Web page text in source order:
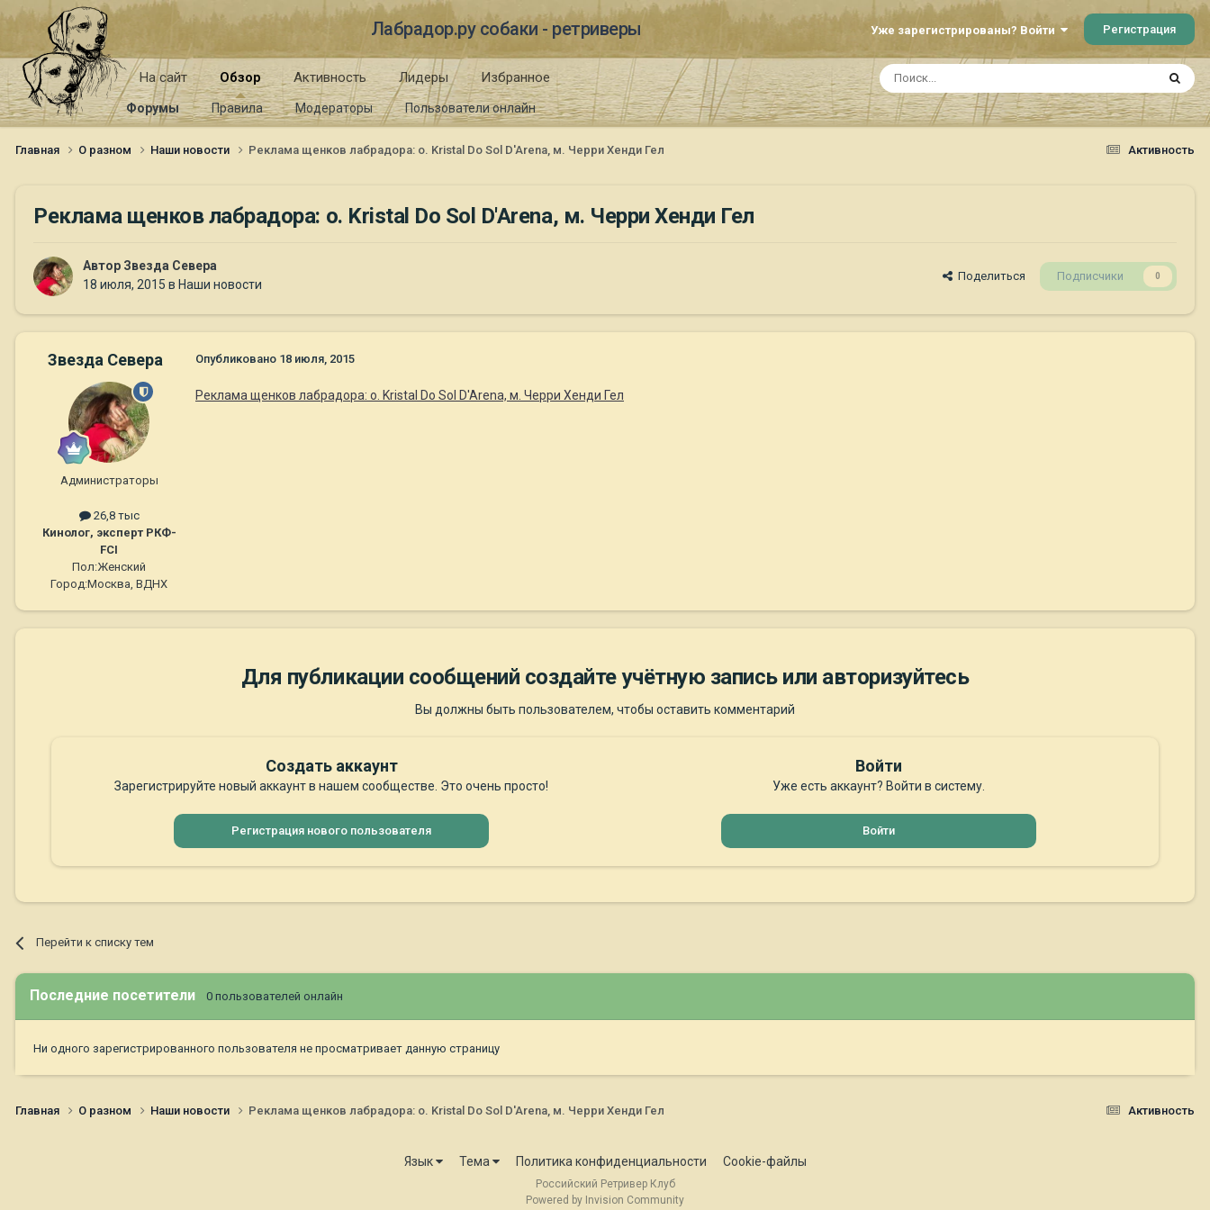
Лабрадор.ру собаки - ретриверы Уже зарегистрированы? Войти Регистрация
На сайт Обзор
Форумы Правила Модераторы Пользователи онлайн
Активность Лидеры Избранное
Активность
Главная О разном Наши новости Реклама щенков лабрадора: о. Kristal Do Sol D'Arena, м. Черри Хенди Гел
Реклама щенков лабрадора: о. Kristal Do Sol D'Arena, м. Черри Хенди Гел
Автор Звезда Севера
18 июля, 2015 в Наши новости
Поделиться Подписчики 0
Звезда Севера
Администраторы
26,8 тыс
Кинолог, эксперт РКФ-
FCI
Пол:Женский
Город:Москва, ВДНХ
Опубликовано 18 июля, 2015
Реклама щенков лабрадора: о. Kristal Do Sol D'Arena, м. Черри Хенди Гел
Для публикации сообщений создайте учётную запись или авторизуйтесь
Вы должны быть пользователем, чтобы оставить комментарий
Создать аккаунт
Зарегистрируйте новый аккаунт в нашем сообществе. Это очень просто!
Регистрация нового пользователя
Войти
Уже есть аккаунт? Войти в систему.
Войти
Перейти к списку тем
Последние посетители 0 пользователей онлайн
Ни одного зарегистрированного пользователя не просматривает данную страницу
Активность
Главная О разном Наши новости Реклама щенков лабрадора: о. Kristal Do Sol D'Arena, м. Черри Хенди Гел
Язык Тема Политика конфиденциальности Cookie-файлы
Российский Ретривер Клуб
Powered by Invision Community